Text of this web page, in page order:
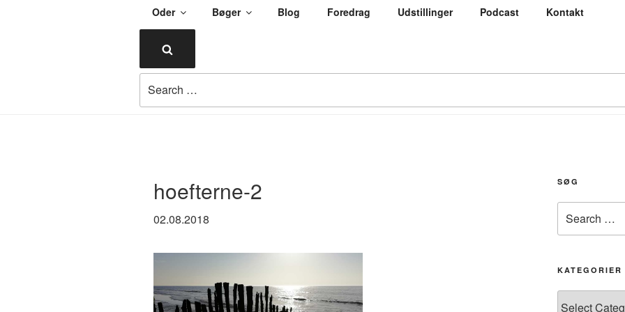
ULENDORF
Oder om alting
Oder Bøger Blog Foredrag Udstillinger Podcast Kontakt
for:
hoefterne-2
02.08.2018
SØG
for:
KATEGORIER